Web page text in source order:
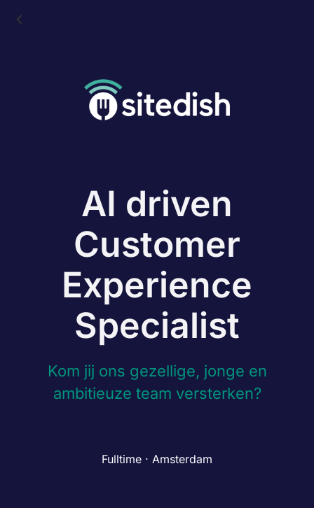
AI driven
Customer
Experience
Specialist
Kom jij ons gezellige, jonge en
ambitieuze team versterken?
Fulltime · Amsterdam